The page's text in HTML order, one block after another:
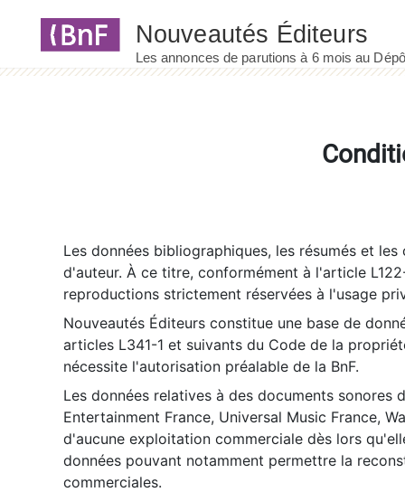
Les données bibliographiques, les résumés et
d'auteur. À ce titre, conformément à l'article
reproductions strictement réservées à l'usage
Nouveautés Éditeurs constitue une base de
articles L341-1 et suivants du Code de la
nécessite l'autorisation préalable de la BnF.
Les données relatives à des documents sonores
Entertainment France, Universal Music France,
d'aucune exploitation commerciale dès lors
données pouvant notamment permettre la
commerciales.